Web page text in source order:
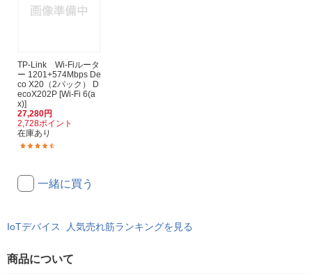
TP-Link Wi-Fiルータ
ー 1201+574Mbps De
co X20（2パック） D
ecoX202P [Wi-Fi 6(a
x)]
27,280円
2,728ポイント
在庫あり
一緒に買う
IoTデバイス 人気売れ筋ランキングを見る
商品について